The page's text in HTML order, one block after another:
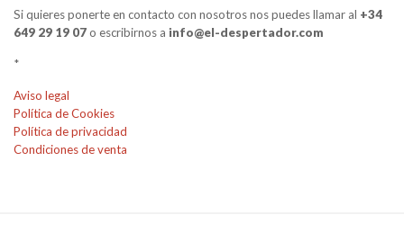
Si quieres ponerte en contacto con nosotros nos puedes llamar al +34
649 29 19 07o escribirnos a info@el-despertador.com
*
Aviso legal
Política de Cookies
Política de privacidad
Condiciones de venta